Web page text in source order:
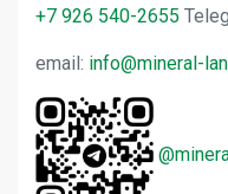
+7 926 540-2655
email: info@mineral-